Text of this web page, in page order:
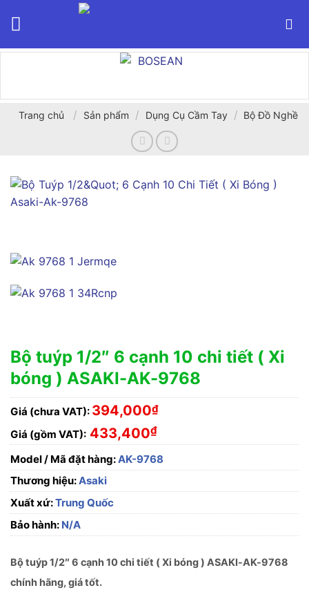
Trang chủ / Sản phẩm / Dụng Cụ Cầm Tay / Bộ Đồ Nghề
Bộ tuýp 1/2″ 6 cạnh 10 chi tiết ( Xi
bóng ) ASAKI-AK-9768
Giá (chưa VAT): 394,000₫
Giá (gồm VAT): 433,400₫
Model / Mã đặt hàng:AK-9768
Thương hiệu:Asaki
Xuất xứ:Trung Quốc
Bảo hành: N/A
Bộ tuýp 1/2″ 6 cạnh 10 chi tiết ( Xi bóng ) ASAKI-AK-9768
chính hãng, giá tốt.